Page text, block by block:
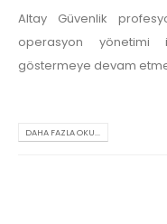
Altay Güvenlik
operasyon yönetimi
göstermeye devam
DAHA FAZLA OKU...